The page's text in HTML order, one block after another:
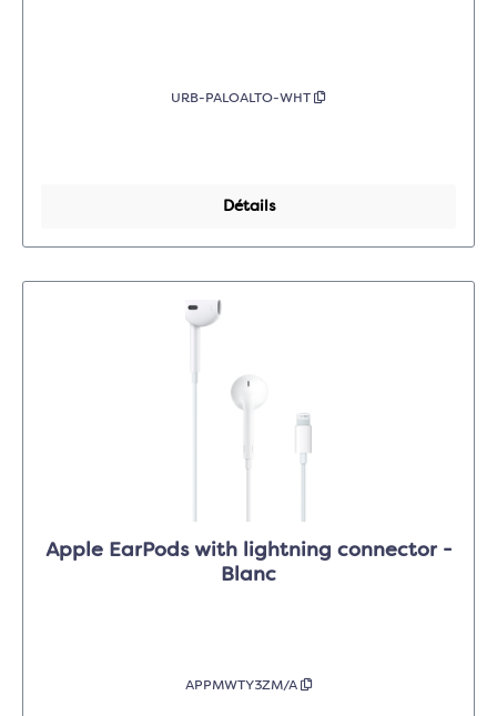
URB-PALOALTO-WHT
Détails
Apple EarPods with lightning connector -
Blanc
APPMWTY3ZM/A